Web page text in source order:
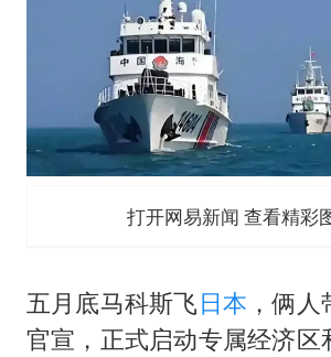
打开网易新闻 查看精彩
五月底马科斯飞日本 ，俩
官宣，正式启动专属经济区